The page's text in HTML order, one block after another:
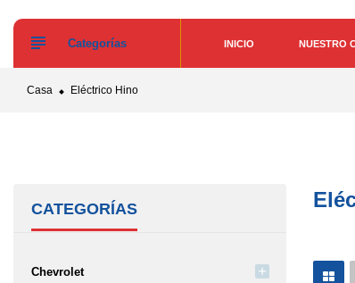
Categorías INICIO NUESTRO
Casa Eléctrico Hino
CATEGORÍAS
Chevrolet